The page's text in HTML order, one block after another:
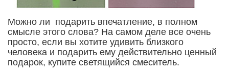
Можно ли подарить впечатление, в полном
смысле этого слова? На самом деле все очень
просто, если вы хотите удивить близкого
человека и подарить ему действительно ценный
подарок, купите светящийся смеситель.